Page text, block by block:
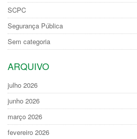
SCPC
Segurança Pública
Sem categoria
ARQUIVO
julho 2026
junho 2026
março 2026
fevereiro 2026